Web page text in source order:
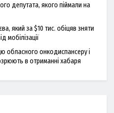
депутата, якого піймали на
який за $10 тис. обіцяв зняти
мобілізації
обласного онкодиспансеру і
в отриманні хабаря